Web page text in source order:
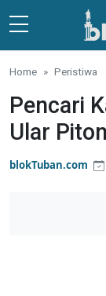
Skip to main
Home Peristiwa
Pencari
Ular
blokTuban.com